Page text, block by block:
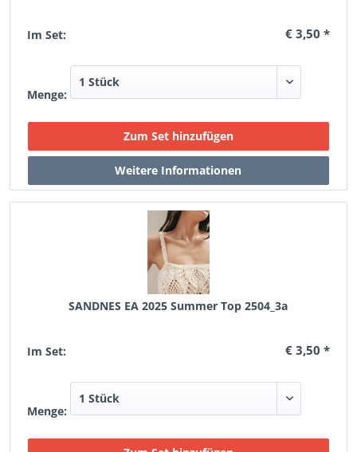
Im Set: € 3,50 *
Menge:
SANDNES EA 2025 Summer Top 2504_3a
Im Set: € 3,50 *
Menge: